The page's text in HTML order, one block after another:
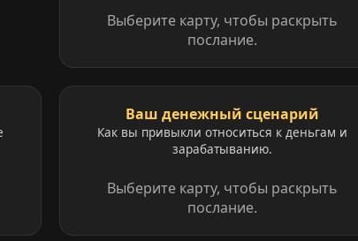
Ваш денежный сценарий
Как вы привыкли относиться к деньгам и
зарабатыванию.
Выберите карту, чтобы раскрыть
послание.
Выберите карту, чтобы раскрыть
послание.